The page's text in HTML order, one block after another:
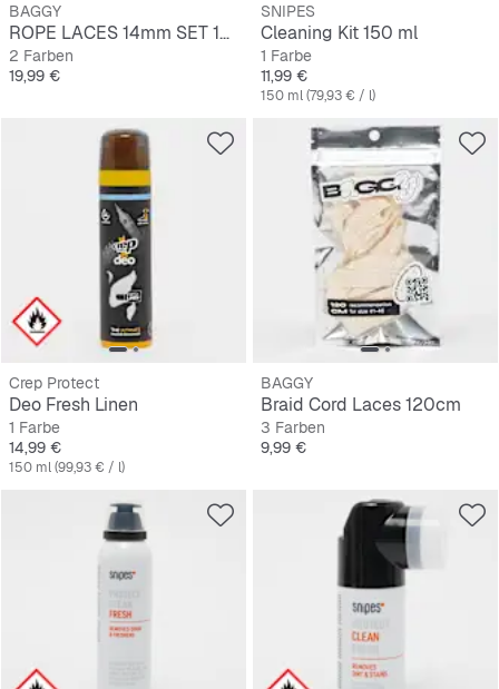
BAGGY
ROPE LACES 14mm SET 100cm
2 Farben
Preis
19,99 €
SNIPES
Cleaning Kit 150 ml
1 Farbe
Preis
11,99 €
150 ml (79,93 € / l)
Crep Protect
Deo Fresh Linen
1 Farbe
Preis
14,99 €
150 ml (99,93 € / l)
BAGGY
Braid Cord Laces 120cm
3 Farben
Preis
9,99 €